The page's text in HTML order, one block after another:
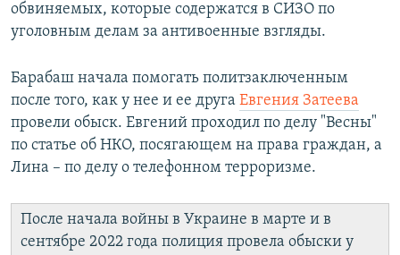
обвиняемых, которые содержатся в СИЗО по
уголовным делам за антивоенные взгляды.
Барабаш начала помогать политзаключенным
после того, как у нее и ее друга Евгения Затеева
провели обыск. Евгений проходил по делу "Весны"
по статье об НКО, посягающем на права граждан, а
Лина – по делу о телефонном терроризме.
После начала войны в Украине в марте и в
сентябре 2022 года полиция провела обыски у